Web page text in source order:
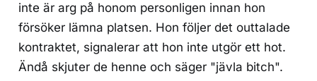
inte är arg på honom personligen innan hon
försöker lämna platsen. Hon följer det outtalade
kontraktet, signalerar att hon inte utgör ett hot.
Ändå skjuter de henne och säger "jävla bitch".